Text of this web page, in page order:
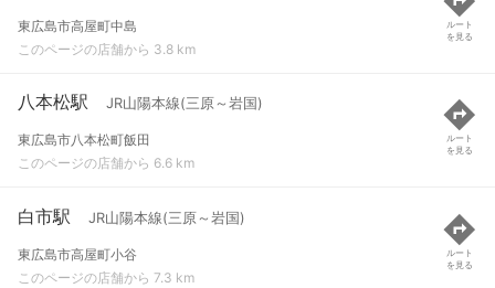
東広島市高屋町中島
このページの店舗から 3.8 km
ルート
を見る
八本松駅 JR山陽本線(三原～岩国)
東広島市八本松町飯田
このページの店舗から 6.6 km
ルート
を見る
白市駅 JR山陽本線(三原～岩国)
東広島市高屋町小谷
このページの店舗から 7.3 km
ルート
を見る